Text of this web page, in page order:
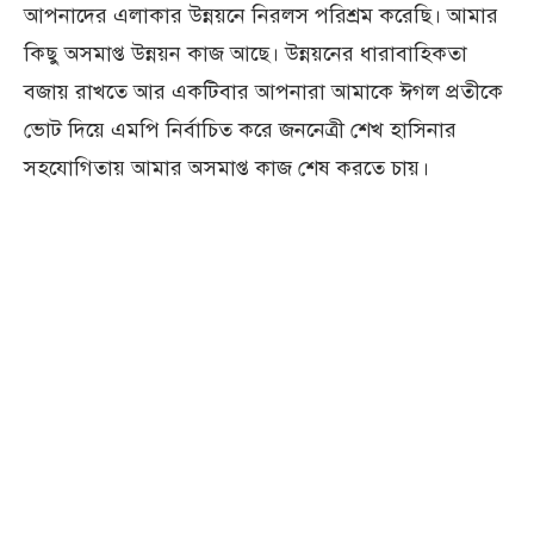
আপনাদের এলাকার উন্নয়নে নিরলস পরিশ্রম করেছি। আমার
কিছু অসমাপ্ত উন্নয়ন কাজ আছে। উন্নয়নের ধারাবাহিকতা
বজায় রাখতে আর একটিবার আপনারা আমাকে ঈগল প্রতীকে
ভোট দিয়ে এমপি নির্বাচিত করে জননেত্রী শেখ হাসিনার
সহযোগিতায় আমার অসমাপ্ত কাজ শেষ করতে চায়।